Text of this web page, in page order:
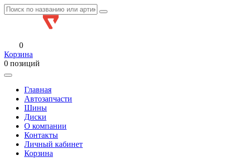
0
Корзина
0 позиций
Главная
Автозапчасти
Шины
Диски
О компании
Контакты
Личный кабинет
Корзина